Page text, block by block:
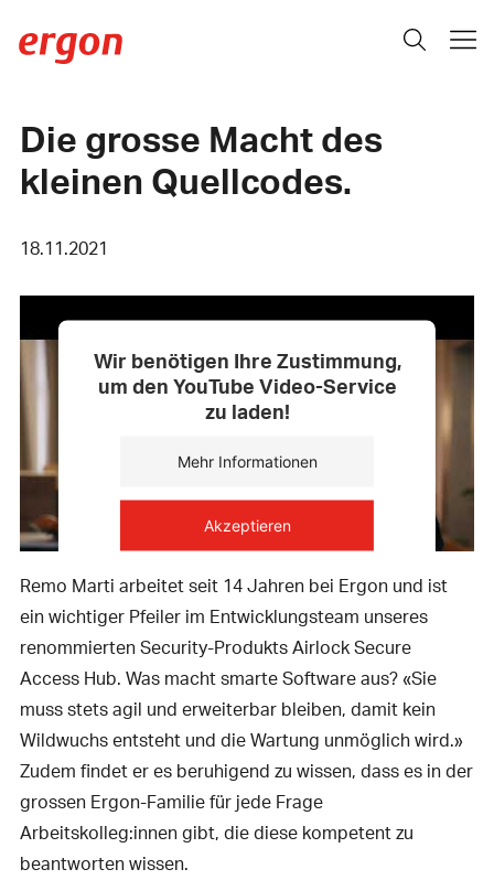
Die grosse Macht des
kleinen Quellcodes.
18.11.2021
Wir benötigen Ihre Zustimmung,
um den YouTube Video-Service
zu laden!
Mehr Informationen
Akzeptieren
powered by Usercentrics Consent
Remo Marti arbeitet seit 14 Jahren bei Ergon und ist
ein wichtiger Pfeiler im Entwicklungsteam unseres
renommierten Security-Produkts Airlock Secure
Access Hub. Was macht smarte Software aus? «Sie
muss stets agil und erweiterbar bleiben, damit kein
Wildwuchs entsteht und die Wartung unmöglich wird.»
Zudem findet er es beruhigend zu wissen, dass es in der
grossen Ergon-Familie für jede Frage
Arbeitskolleg:innen gibt, die diese kompetent zu
beantworten wissen.